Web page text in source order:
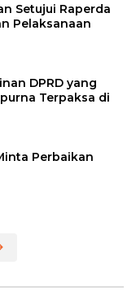
Setujui Raperda
Pelaksanaan
DPRD yang
Terpaksa di
Perbaikan